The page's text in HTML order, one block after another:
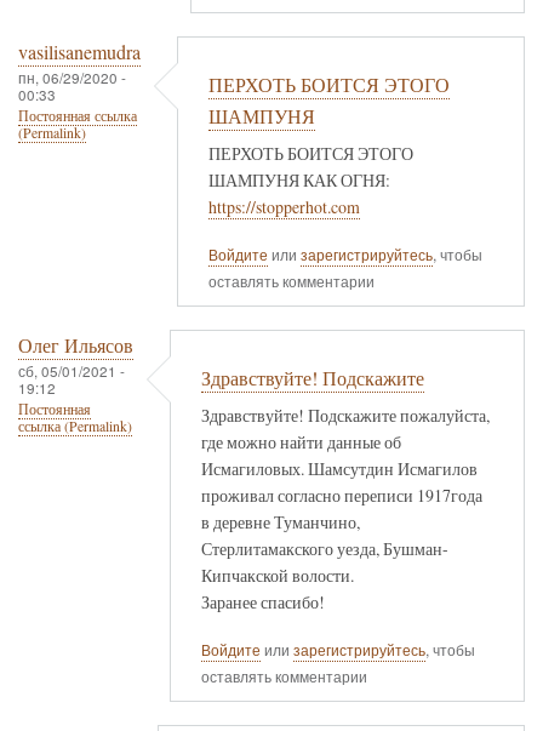
vasilisanemudra
пн, 06/29/2020 -
00:33
Постоянная ссылка
(Permalink)
ПЕРХОТЬ БОИТСЯ ЭТОГО
ШАМПУНЯ
ПЕРХОТЬ БОИТСЯ ЭТОГО
ШАМПУНЯ КАК ОГНЯ:
https://stopperhot.com
Войдите или зарегистрируйтесь, чтобы
оставлять комментарии
Олег Ильясов
сб, 05/01/2021 -
19:12
Постоянная
ссылка (Permalink)
Здравствуйте! Подскажите
Здравствуйте! Подскажите пожалуйста,
где можно найти данные об
Исмагиловых. Шамсутдин Исмагилов
проживал согласно переписи 1917года
в деревне Туманчино,
Стерлитамакского уезда, Бушман-
Кипчакской волости.
Заранее спасибо!
Войдите или зарегистрируйтесь, чтобы
оставлять комментарии